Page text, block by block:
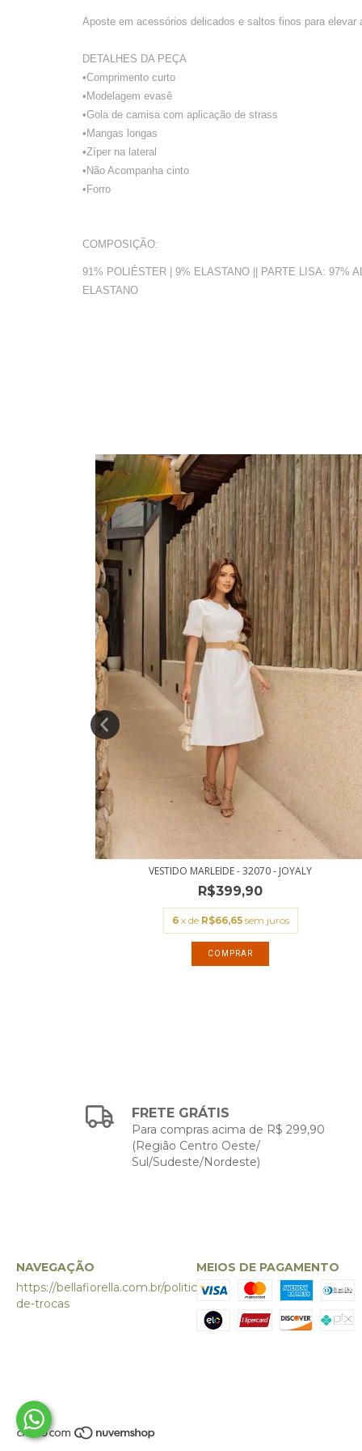
Aposte em acessórios delicados e saltos finos para elevar
DETALHES DA PEÇA
•Comprimento curto
•Modelagem evasê
•Gola de camisa com aplicação de strass
•Mangas longas
•Zíper na lateral
•Não Acompanha cinto
•Forro
COMPOSIÇÃO:
91% POLIÉSTER | 9% ELASTANO || PARTE LISA: 97%
ELASTANO
VESTIDO MARLEIDE - 32070 - JOYALY
R$399,90
6 x de R$66,65 sem juros
COMPRAR
FRETE GRÁTIS
Para compras acima de R$ 299,90
(Região Centro Oeste/
Sul/Sudeste/Nordeste)
NAVEGAÇÃO
https://bellafiorella.com.br/politica-
de-trocas
MEIOS DE PAGAMENTO